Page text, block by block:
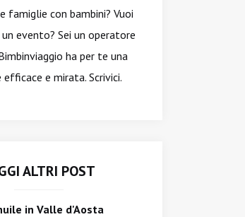
famiglie con bambini? Vuoi
evento? Sei un operatore
ha per te una
e mirata. Scrivici.
ALTRI POST
in Valle d'Aosta